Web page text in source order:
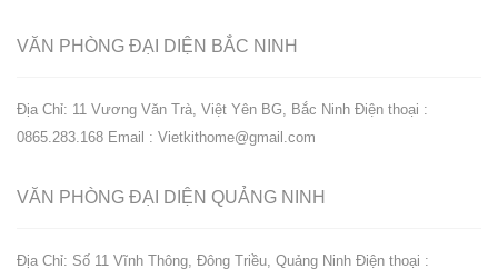
VĂN PHÒNG ĐẠI DIỆN BẮC NINH
Địa Chỉ: 11 Vương Văn Trà, Việt Yên BG, Bắc Ninh Điện thoại :
0865.283.168 Email : Vietkithome@gmail.com
VĂN PHÒNG ĐẠI DIỆN QUẢNG NINH
Địa Chỉ: Số 11 Vĩnh Thông, Đông Triều, Quảng Ninh Điện thoại :